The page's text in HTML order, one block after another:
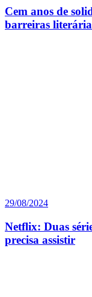
Cem anos de
barreiras
29/08/2024
Netflix: Duas
precisa assistir